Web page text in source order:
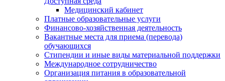
Медицинский кабинет
Платные образовательные услуги
Финансово-хозяйственная деятельность
Вакантные места для приема (перевода)
обучающихся
Стипендии и иные виды материальной поддержки
Международное сотрудничество
Организация питания в образовательной